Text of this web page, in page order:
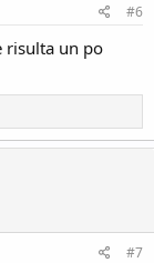
#6
risulta un po
#7